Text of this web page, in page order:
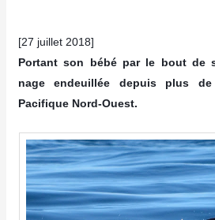
[27 juillet 2018]
Portant son bébé par le bout de
nage endeuillée depuis plus
Pacifique Nord-Ouest.